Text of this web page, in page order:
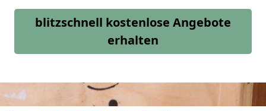
blitzschnell kostenlose Angebote
erhalten